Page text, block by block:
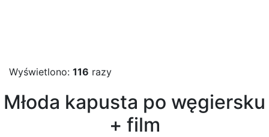
Wyświetlono: 116 razy
Młoda kapusta po węgiersku
+ film